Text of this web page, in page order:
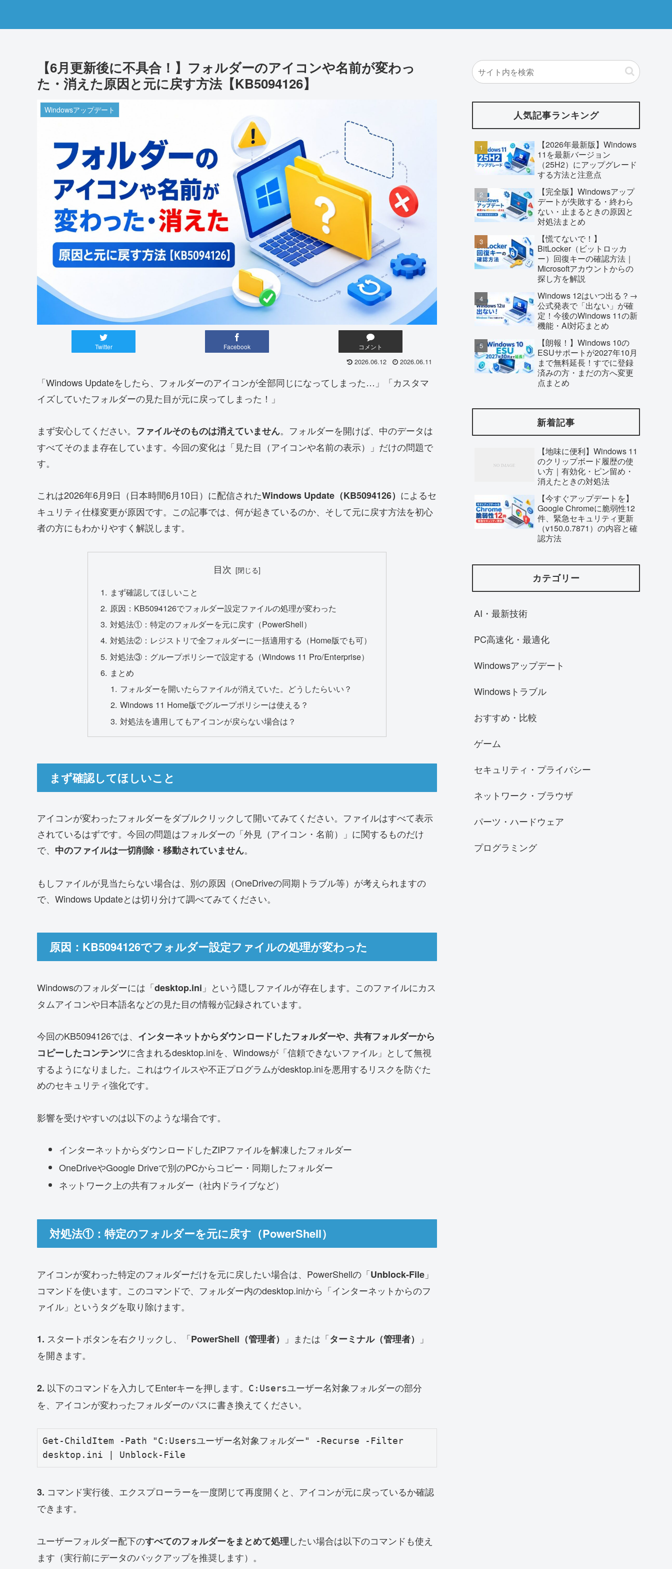
【6月更新後に不具合！】フォルダーのアイコンや名前が変わっ
た・消えた原因と元に戻す方法【KB5094126】
Windowsアップデート
Twitter Facebook コメント
2026.06.12 2026.06.11
「Windows Updateをしたら、フォルダーのアイコンが全部同じになってしまった…」「カスタマ
イズしていたフォルダーの見た目が元に戻ってしまった！」
まず安心してください。 ファイルそのものは消えていません。フォルダーを開けば、中のデータは
すべてそのまま存在しています。今回の変化は「見た目（アイコンや名前の表示）」だけの問題で
す。
これは2026年6月9日（日本時間6月10日）に配信されたWindows Update（KB5094126） によるセ
キュリティ仕様変更が原因です。この記事では、何が起きているのか、そして元に戻す方法を初心
者の方にもわかりやすく解説します。
目次
まず確認してほしいこと
原因：KB5094126でフォルダー設定ファイルの処理が変わった
対処法①：特定のフォルダーを元に戻す（PowerShell）
対処法②：レジストリで全フォルダーに一括適用する（Home版でも可）
対処法③：グループポリシーで設定する（Windows 11 Pro/Enterprise）
まとめ
フォルダーを開いたらファイルが消えていた。どうしたらいい？
Windows 11 Home版でグループポリシーは使える？
対処法を適用してもアイコンが戻らない場合は？
まず確認してほしいこと
アイコンが変わったフォルダーをダブルクリックして開いてみてください。ファイルはすべて表示
されているはずです。今回の問題はフォルダーの「外見（アイコン・名前）」に関するものだけ
で、 中のファイルは一切削除・移動されていません。
もしファイルが見当たらない場合は、別の原因（OneDriveの同期トラブル等）が考えられますの
で、Windows Updateとは切り分けて調べてみてください。
原因：KB5094126でフォルダー設定ファイルの処理が変わった
Windowsのフォルダーには「desktop.ini 」という隠しファイルが存在します。このファイルにカス
タムアイコンや日本語名などの見た目の情報が記録されています。
今回のKB5094126では、 インターネットからダウンロードしたフォルダーや、共有フォルダーから
コピーしたコンテンツに含まれるdesktop.iniを、Windowsが「信頼できないファイル」として無視
するようになりました。これはウイルスや不正プログラムがdesktop.iniを悪用するリスクを防ぐた
めのセキュリティ強化です。
影響を受けやすいのは以下のような場合です。
インターネットからダウンロードしたZIPファイルを解凍したフォルダー
OneDriveやGoogle Driveで別のPCからコピー・同期したフォルダー
ネットワーク上の共有フォルダー（社内ドライブなど）
対処法①：特定のフォルダーを元に戻す（PowerShell）
アイコンが変わった特定のフォルダーだけを元に戻したい場合は、PowerShellの「Unblock-File 」
コマンドを使います。このコマンドで、フォルダー内のdesktop.iniから「インターネットからのフ
ァイル」というタグを取り除けます。
1. スタートボタンを右クリックし、「PowerShell（管理者） 」または「ターミナル（管理者）
」
を開きます。
2. 以下のコマンドを入力してEnterキーを押します。 C:Usersユーザー名対象フォルダーの部分
を、アイコンが変わったフォルダーのパスに書き換えてください。
Get-ChildItem -Path "C:Usersユーザー名対象フォルダー" -Recurse -Filter
desktop.ini | Unblock-File
3. コマンド実行後、エクスプローラーを一度閉じて再度開くと、アイコンが元に戻っているか確認
できます。
ユーザーフォルダー配下のすべてのフォルダーをまとめて処理したい場合は以下のコマンドも使え
ます（実行前にデータのバックアップを推奨します）。
人気記事ランキング
【2026年最新版】Windows
11を最新バージョン
（25H2）にアップグレード
する方法と注意点
【完全版】Windowsアップ
デートが失敗する・終わら
ない・止まるときの原因と
対処法まとめ
【慌てないで！】
BitLocker（ビットロッカ
ー）回復キーの確認方法｜
Microsoftアカウントからの
探し方を解説
Windows 12はいつ出る？→
公式発表で「出ない」が確
定！今後のWindows 11の新
機能・AI対応まとめ
【朗報！】Windows 10の
ESUサポートが2027年10月
まで無料延長！すでに登録
済みの方・まだの方へ変更
点まとめ
新着記事
【地味に便利】Windows 11
のクリップボード履歴の使
い方｜有効化・ピン留め・
消えたときの対処法
【今すぐアップデートを】
Google Chromeに脆弱性12
件、緊急セキュリティ更新
（v150.0.7871）の内容と確
認方法
カテゴリー
AI・最新技術
PC高速化・最適化
Windowsアップデート
Windowsトラブル
おすすめ・比較
ゲーム
セキュリティ・プライバシー
ネットワーク・ブラウザ
パーツ・ハードウェア
プログラミング